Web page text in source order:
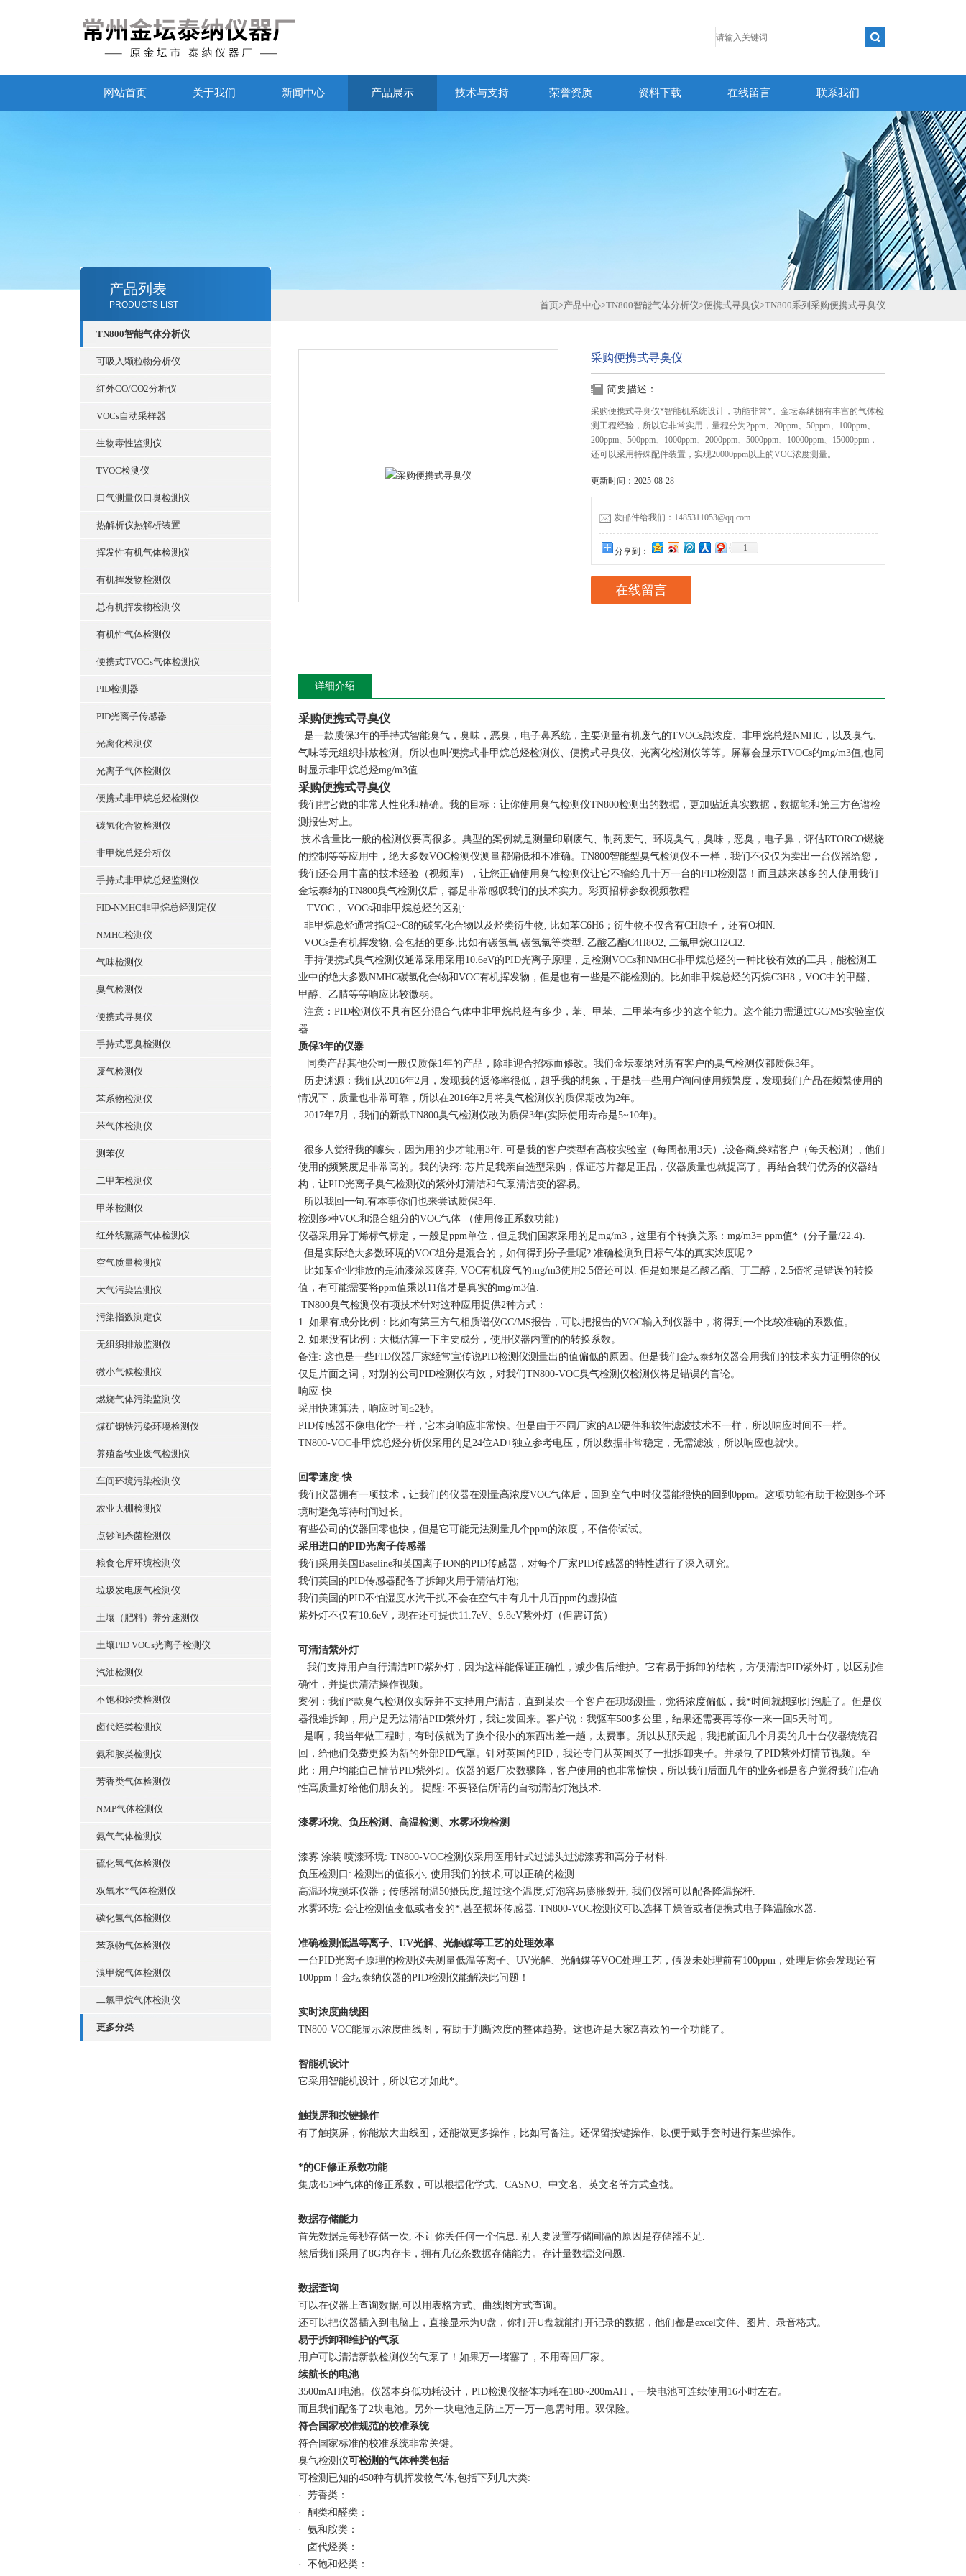
网站首页 关于我们 新闻中心 产品展示 技术与支持 荣誉资质 资料下载 在线留言 联系我们
产品列表
PRODUCTS LIST
TN800智能气体分析仪
可吸入颗粒物分析仪
红外CO/CO2分析仪
VOCs自动采样器
生物毒性监测仪
TVOC检测仪
口气测量仪口臭检测仪
热解析仪热解析装置
挥发性有机气体检测仪
有机挥发物检测仪
总有机挥发物检测仪
有机性气体检测仪
便携式TVOCs气体检测仪
PID检测器
PID光离子传感器
光离化检测仪
光离子气体检测仪
便携式非甲烷总烃检测仪
碳氢化合物检测仪
非甲烷总烃分析仪
手持式非甲烷总烃监测仪
FID-NMHC非甲烷总烃测定仪
NMHC检测仪
气味检测仪
臭气检测仪
便携式寻臭仪
手持式恶臭检测仪
废气检测仪
苯系物检测仪
苯气体检测仪
测苯仪
二甲苯检测仪
甲苯检测仪
红外线熏蒸气体检测仪
空气质量检测仪
大气污染监测仪
污染指数测定仪
无组织排放监测仪
微小气候检测仪
燃烧气体污染监测仪
煤矿钢铁污染环境检测仪
养殖畜牧业废气检测仪
车间环境污染检测仪
农业大棚检测仪
点钞间杀菌检测仪
粮食仓库环境检测仪
垃圾发电废气检测仪
土壤（肥料）养分速测仪
土壤PID VOCs光离子检测仪
汽油检测仪
不饱和烃类检测仪
卤代烃类检测仪
氨和胺类检测仪
芳香类气体检测仪
NMP气体检测仪
氨气气体检测仪
硫化氢气体检测仪
双氧水*气体检测仪
磷化氢气体检测仪
苯系物气体检测仪
溴甲烷气体检测仪
二氯甲烷气体检测仪
更多分类
首页>产品中心>TN800智能气体分析仪>便携式寻臭仪>TN800系列采购便携式寻臭仪
采购便携式寻臭仪
简要描述：
采购便携式寻臭仪*智能机系统设计，功能非常*。金坛泰纳拥有丰富的气体检
测工程经验，所以它非常实用，量程分为2ppm、20ppm、50ppm、100ppm、
200ppm、500ppm、1000ppm、2000ppm、5000ppm、10000ppm、15000ppm，
还可以采用特殊配件装置，实现20000ppm以上的VOC浓度测量。
更新时间：2025-08-28
发邮件给我们：1485311053@qq.com
分享到： 1
在线留言
详细介绍
采购便携式寻臭仪
是一款质保3年的手持式智能臭气，臭味，恶臭，电子鼻系统，主要测量有机废气的TVOCs总浓度、非甲烷总烃NMHC，以及臭气、
气味等无组织排放检测。所以也叫便携式非甲烷总烃检测仪、便携式寻臭仪、光离化检测仪等等。屏幕会显示TVOCs的mg/m3值,也同
时显示非甲烷总烃mg/m3值.
采购便携式寻臭仪
我们把它做的非常人性化和精确。我的目标：让你使用臭气检测仪TN800检测出的数据，更加贴近真实数据，数据能和第三方色谱检
测报告对上。
技术含量比一般的检测仪要高很多。典型的案例就是测量印刷废气、制药废气、环境臭气，臭味，恶臭，电子鼻，评估RTORCO燃烧
的控制等等应用中，绝大多数VOC检测仪测量都偏低和不准确。TN800智能型臭气检测仪不一样，我们不仅仅为卖出一台仪器给您，
我们还会用丰富的技术经验（视频库），让您正确使用臭气检测仪让它不输给几十万一台的FID检测器！而且越来越多的人使用我们
金坛泰纳的TN800臭气检测仪后，都是非常感叹我们的技术实力。彩页招标参数视频教程
TVOC， VOCs和非甲烷总烃的区别:
非甲烷总烃通常指C2~C8的碳氢化合物以及烃类衍生物, 比如苯C6H6；衍生物不仅含有CH原子，还有O和N.
VOCs是有机挥发物, 会包括的更多,比如有碳氢氧 碳氢氯等类型. 乙酸乙酯C4H8O2, 二氯甲烷CH2Cl2.
手持便携式臭气检测仪通常采用采用10.6eV的PID光离子原理，是检测VOCs和NMHC非甲烷总烃的一种比较有效的工具，能检测工
业中的绝大多数NMHC碳氢化合物和VOC有机挥发物，但是也有一些是不能检测的。比如非甲烷总烃的丙烷C3H8，VOC中的甲醛、
甲醇、乙腈等等响应比较微弱。
注意：PID检测仪不具有区分混合气体中非甲烷总烃有多少，苯、甲苯、二甲苯有多少的这个能力。这个能力需通过GC/MS实验室仪
器
质保3年的仪器
同类产品其他公司一般仅质保1年的产品，除非迎合招标而修改。我们金坛泰纳对所有客户的臭气检测仪都质保3年。
历史渊源：我们从2016年2月，发现我的返修率很低，超乎我的想象，于是找一些用户询问使用频繁度，发现我们产品在频繁使用的
情况下，质量也非常可靠，所以在2016年2月将臭气检测仪的质保期改为2年。
2017年7月，我们的新款TN800臭气检测仪改为质保3年(实际使用寿命是5~10年)。
很多人觉得我的噱头，因为用的少才能用3年. 可是我的客户类型有高校实验室（每周都用3天）,设备商,终端客户（每天检测）, 他们
使用的频繁度是非常高的。我的诀窍: 芯片是我亲自选型采购，保证芯片都是正品，仪器质量也就提高了。再结合我们优秀的仪器结
构，让PID光离子臭气检测仪的紫外灯清洁和气泵清洁变的容易。
所以我回一句:有本事你们也来尝试质保3年.
检测多种VOC和混合组分的VOC气体 （使用修正系数功能）
仪器采用异丁烯标气标定，一般是ppm单位，但是我们国家采用的是mg/m3，这里有个转换关系：mg/m3= ppm值*（分子量/22.4).
但是实际绝大多数环境的VOC组分是混合的，如何得到分子量呢? 准确检测到目标气体的真实浓度呢？
比如某企业排放的是油漆涂装废弃, VOC有机废气的mg/m3使用2.5倍还可以. 但是如果是乙酸乙酯、丁二醇，2.5倍将是错误的转换
值，有可能需要将ppm值乘以11倍才是真实的mg/m3值.
TN800臭气检测仪有项技术针对这种应用提供2种方式：
1. 如果有成分比例：比如有第三方气相质谱仪GC/MS报告，可以把报告的VOC输入到仪器中，将得到一个比较准确的系数值。
2. 如果没有比例：大概估算一下主要成分，使用仪器内置的的转换系数。
备注: 这也是一些FID仪器厂家经常宣传说PID检测仪测量出的值偏低的原因。但是我们金坛泰纳仪器会用我们的技术实力证明你的仅
仅是片面之词，对别的公司PID检测仪有效，对我们TN800-VOC臭气检测仪检测仪将是错误的言论。
响应-快
采用快速算法，响应时间≤2秒。
PID传感器不像电化学一样，它本身响应非常快。但是由于不同厂家的AD硬件和软件滤波技术不一样，所以响应时间不一样。
TN800-VOC非甲烷总烃分析仪采用的是24位AD+独立参考电压，所以数据非常稳定，无需滤波，所以响应也就快。
回零速度-快
我们仪器拥有一项技术，让我们的仪器在测量高浓度VOC气体后，回到空气中时仪器能很快的回到0ppm。这项功能有助于检测多个环
境时避免等待时间过长。
有些公司的仪器回零也快，但是它可能无法测量几个ppm的浓度，不信你试试。
采用进口的PID光离子传感器
我们采用美国Baseline和英国离子ION的PID传感器，对每个厂家PID传感器的特性进行了深入研究。
我们英国的PID传感器配备了拆卸夹用于清洁灯泡;
我们美国的PID不怕湿度水汽干扰,不会在空气中有几十几百ppm的虚拟值.
紫外灯不仅有10.6eV，现在还可提供11.7eV、9.8eV紫外灯（但需订货）
可清洁紫外灯
我们支持用户自行清洁PID紫外灯，因为这样能保证正确性，减少售后维护。它有易于拆卸的结构，方便清洁PID紫外灯，以区别准
确性，并提供清洁操作视频。
案例：我们*款臭气检测仪实际并不支持用户清洁，直到某次一个客户在现场测量，觉得浓度偏低，我*时间就想到灯泡脏了。但是仪
器很难拆卸，用户是无法清洁PID紫外灯，我让发回来。客户说：我驱车500多公里，结果还需要再等你一来一回5天时间。
是啊，我当年做工程时，有时候就为了换个很小的东西出差一趟，太费事。所以从那天起，我把前面几个月卖的几十台仪器统统召
回，给他们免费更换为新的外部PID气罩。针对英国的PID，我还专门从英国买了一批拆卸夹子。并录制了PID紫外灯情节视频。至
此：用户均能自己情节PID紫外灯。仪器的返厂次数骤降，客户使用的也非常愉快，所以我们后面几年的业务都是客户觉得我们准确
性高质量好给他们朋友的。 提醒: 不要轻信所谓的自动清洁灯泡技术.
漆雾环境、负压检测、高温检测、水雾环境检测
漆雾 涂装 喷漆环境: TN800-VOC检测仪采用医用针式过滤头过滤漆雾和高分子材料.
负压检测口: 检测出的值很小, 使用我们的技术,可以正确的检测.
高温环境损坏仪器；传感器耐温50摄氏度,超过这个温度,灯泡容易膨胀裂开, 我们仪器可以配备降温探杆.
水雾环境: 会让检测值变低或者变的*,甚至损坏传感器. TN800-VOC检测仪可以选择干燥管或者便携式电子降温除水器.
准确检测低温等离子、UV光解、光触媒等工艺的处理效率
一台PID光离子原理的检测仪去测量低温等离子、UV光解、光触媒等VOC处理工艺，假设未处理前有100ppm，处理后你会发现还有
100ppm！金坛泰纳仪器的PID检测仪能解决此问题！
实时浓度曲线图
TN800-VOC能显示浓度曲线图，有助于判断浓度的整体趋势。这也许是大家Z喜欢的一个功能了。
智能机设计
它采用智能机设计，所以它才如此*。
触摸屏和按键操作
有了触摸屏，你能放大曲线图，还能做更多操作，比如写备注。还保留按键操作、以便于戴手套时进行某些操作。
*的CF修正系数功能
集成451种气体的修正系数，可以根据化学式、CASNO、中文名、英文名等方式查找。
数据存储能力
首先数据是每秒存储一次, 不让你丢任何一个信息. 别人要设置存储间隔的原因是存储器不足.
然后我们采用了8G内存卡，拥有几亿条数据存储能力。存计量数据没问题.
数据查询
可以在仪器上查询数据,可以用表格方式、曲线图方式查询。
还可以把仪器插入到电脑上，直接显示为U盘，你打开U盘就能打开记录的数据，他们都是excel文件、图片、录音格式。
易于拆卸和维护的气泵
用户可以清洁新款检测仪的气泵了！如果万一堵塞了，不用寄回厂家。
续航长的电池
3500mAH电池。仪器本身低功耗设计，PID检测仪整体功耗在180~200mAH，一块电池可连续使用16小时左右。
而且我们配备了2块电池。另外一块电池是防止万一万一急需时用。双保险。
符合国家校准规范的校准系统
符合国家标准的校准系统非常关键。
臭气检测仪可检测的气体种类包括
可检测已知的450种有机挥发物气体,包括下列几大类:
· 芳香类：
· 酮类和醛类：
· 氨和胺类：
· 卤代烃类：
· 不饱和烃类：